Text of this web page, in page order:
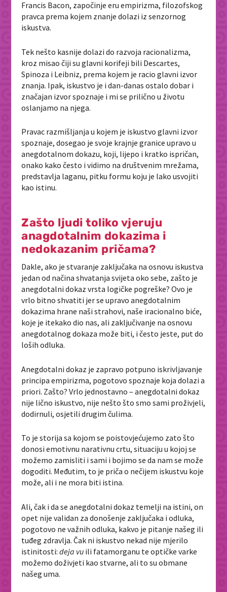
Francis Bacon, započinje eru empirizma, filozofskog
pravca prema kojem znanje dolazi iz senzornog
iskustva.
Tek nešto kasnije dolazi do razvoja racionalizma,
kroz misao čiji su glavni korifeji bili Descartes,
Spinoza i Leibniz, prema kojem je racio glavni izvor
znanja. Ipak, iskustvo je i dan-danas ostalo dobar i
značajan izvor spoznaje i mi se prilično u životu
oslanjamo na njega.
Pravac razmišljanja u kojem je iskustvo glavni izvor
spoznaje, dosegao je svoje krajnje granice upravo u
anegdotalnom dokazu, koji, lijepo i kratko ispričan,
onako kako često i vidimo na društvenim mrežama,
predstavlja laganu, pitku formu koju je lako usvojiti
kao istinu.
Zašto ljudi toliko vjeruju
anagdotalnim dokazima i
nedokazanim pričama?
Dakle, ako je stvaranje zaključaka na osnovu iskustva
jedan od načina shvatanja svijeta oko sebe, zašto je
anegdotalni dokaz vrsta logičke pogreške? Ovo je
vrlo bitno shvatiti jer se upravo anegdotalnim
dokazima hrane naši strahovi, naše iracionalno biće,
koje je itekako dio nas, ali zaključivanje na osnovu
anegdotalnog dokaza može biti, i često jeste, put do
loših odluka.
Anegdotalni dokaz je zapravo potpuno iskrivljavanje
principa empirizma, pogotovo spoznaje koja dolazi a
priori. Zašto? Vrlo jednostavno – anegdotalni dokaz
nije lično iskustvo, nije nešto što smo sami proživjeli,
dodirnuli, osjetili drugim čulima.
To je storija sa kojom se poistovjećujemo zato što
donosi emotivnu narativnu crtu, situaciju u kojoj se
možemo zamisliti i sami i bojimo se da nam se može
dogoditi. Međutim, to je priča o nečijem iskustvu koje
može, ali i ne mora biti istina.
Ali, čak i da se anegdotalni dokaz temelji na istini, on
opet nije validan za donošenje zaključaka i odluka,
pogotovo ne važnih odluka, kakvo je pitanje našeg ili
tuđeg zdravlja. Čak ni iskustvo nekad nije mjerilo
istinitosti:deja vu ili fatamorganu te optičke varke
možemo doživjeti kao stvarne, ali to su obmane
našeg uma.